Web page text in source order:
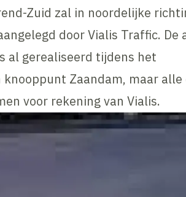
Zuid zal in noordelijke
door Vialis Traffic. De
al gerealiseerd tijdens het
Zaandam, maar alle
voor rekening van Vialis.